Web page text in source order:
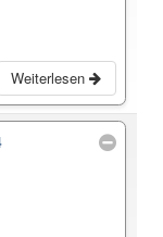
Weiterlesen